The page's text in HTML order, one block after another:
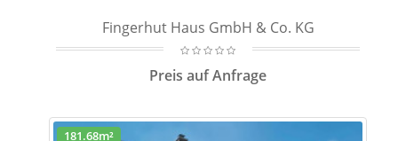
Fingerhut Haus GmbH & Co. KG
Preis auf Anfrage
181.68m²